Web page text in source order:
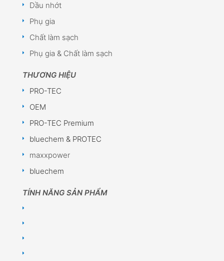
Dầu nhớt
Phụ gia
Chất làm sạch
Phụ gia & Chất làm sạch
THƯƠNG HIỆU
PRO-TEC
OEM
PRO-TEC Premium
bluechem & PROTEC
maxxpower
bluechem
TÍNH NĂNG SẢN PHẨM